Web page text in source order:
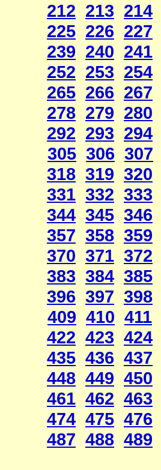
212 213 214
225 226 227
239 240 241
252 253 254
265 266 267
278 279 280
292 293 294
305 306 307
318 319 320
331 332 333
344 345 346
357 358 359
370 371 372
383 384 385
396 397 398
409 410 411
422 423 424
435 436 437
448 449 450
461 462 463
474 475 476
487 488 489